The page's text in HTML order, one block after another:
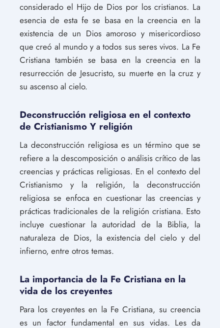
considerado el Hijo de Dios por los cristianos. La
esencia de esta fe se basa en la creencia en la
existencia de un Dios amoroso y misericordioso
que creó al mundo y a todos sus seres vivos. La Fe
Cristiana también se basa en la creencia en la
resurrección de Jesucristo, su muerte en la cruz y
su ascenso al cielo.
Deconstrucción religiosa en el contexto
de Cristianismo Y religión
La deconstrucción religiosa es un término que se
refiere a la descomposición o análisis crítico de las
creencias y prácticas religiosas. En el contexto del
Cristianismo y la religión, la deconstrucción
religiosa se enfoca en cuestionar las creencias y
prácticas tradicionales de la religión cristiana. Esto
incluye cuestionar la autoridad de la Biblia, la
naturaleza de Dios, la existencia del cielo y del
infierno, entre otros temas.
La importancia de la Fe Cristiana en la
vida de los creyentes
Para los creyentes en la Fe Cristiana, su creencia
es un factor fundamental en sus vidas. Les da